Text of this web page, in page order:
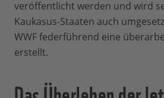
veröffentlicht werden und wird
Kaukasus-Staaten auch
WWF federführend eine
erstellt.